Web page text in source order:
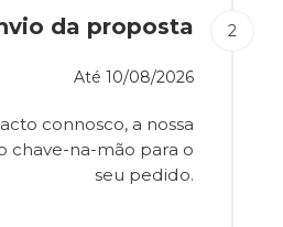
da proposta
Até 10/08/2026
connosco, a nossa
chave-na-mão para o
seu pedido.